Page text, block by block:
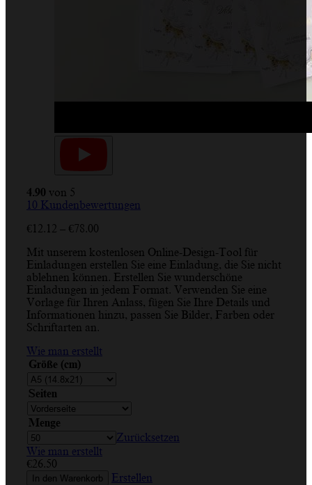
4.90 von 5
10 Kundenbewertungen
€12.12 – €78.00
bis
€78.00
Mit unserem kostenlosen Online-Design-Tool für
Einladungen erstellen Sie eine Einladung, die Sie nicht
ablehnen können. Erstellen Sie wunderschöne
Einladungen in jedem Format. Verwenden Sie eine
Vorlage für Ihren Anlass, fügen Sie Ihre Details und
Informationen hinzu, passen Sie Bilder, Farben oder
Schriftarten an.
Wie man erstellt
Größe (cm)
Seiten
Menge
Zurücksetzen
Wie man erstellt
€26.50
In den Warenkorb Erstellen